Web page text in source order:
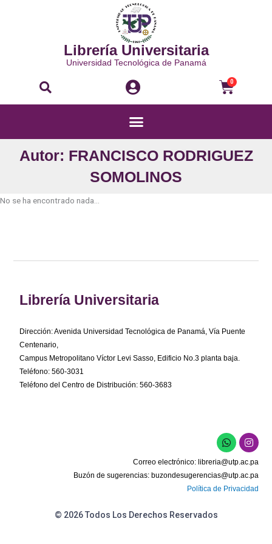
Librería Universitaria
Universidad Tecnológica de Panamá
Buscar 0
Menú
Autor: FRANCISCO RODRIGUEZ
SOMOLINOS
No se ha encontrado nada...
Librería Universitaria
Dirección: Avenida Universidad Tecnológica de Panamá, Vía Puente
Centenario,
Campus Metropolitano Víctor Levi Sasso, Edificio No.3 planta baja.
Teléfono: 560-3031
Teléfono del Centro de Distribución: 560-3683
W
h
a
t
s
a
p
I
n
s
t
a
g
r
Correo electrónico: libreria@utp.ac.pa
Buzón de sugerencias: buzondesugerencias@utp.ac.pa
Política de Privacidad
© 2026 Todos Los Derechos Reservados